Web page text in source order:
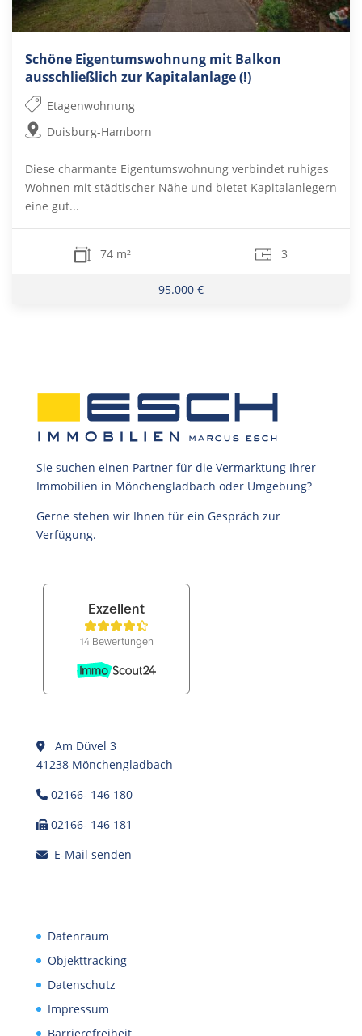
Schöne Eigentumswohnung mit Balkon 
ausschließlich zur Kapitalanlage (!)
Etagenwohnung
Duisburg-Hamborn
Diese charmante Eigentumswohnung verbindet ruhiges
Wohnen mit städtischer Nähe und bietet Kapitalanlegern
eine gut...
74 m² 3
95.000 €
Sie suchen einen Partner für die Vermarktung Ihrer
Immobilien in Mönchengladbach oder Umgebung?
Gerne stehen wir Ihnen für ein Gespräch zur
Verfügung.
Am Düvel 3
41238 Mönchengladbach
02166- 146 180
02166- 146 181
E-Mail senden
Datenraum
Objekttracking
Datenschutz
Impressum